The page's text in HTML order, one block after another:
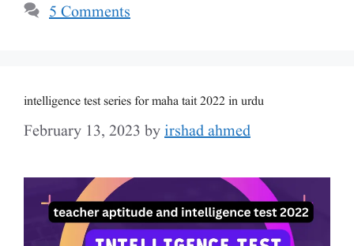
5 Comments
intelligence test series for maha tait 2022 in urdu
February 13, 2023 byirshad ahmed